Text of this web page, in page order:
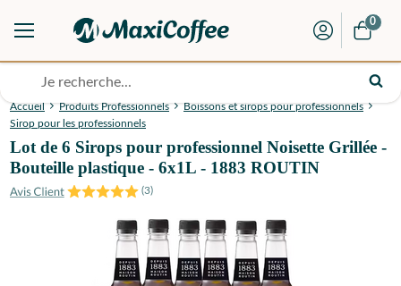
0
Accueil Produits Professionnels
Boissons et sirops pour professionnels
Sirop pour les professionnels
Lot de 6 Sirops pour professionnel Noisette Grillée -
Bouteille plastique - 6x1L - 1883 ROUTIN
(3)